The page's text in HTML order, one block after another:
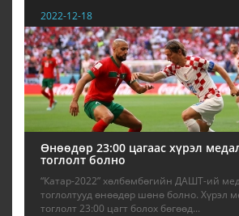
2022-12-18
Өнөөдөр 23:00 цагаас хүрэл
тоглолт болно
“Катар-2022” хөлбөмбөгийн ДАШТ-ий
тоглолтууд өнөөдөр шөнө болно. Хүрэл
тоглолт 23:00 цагт болох бөгөөд...